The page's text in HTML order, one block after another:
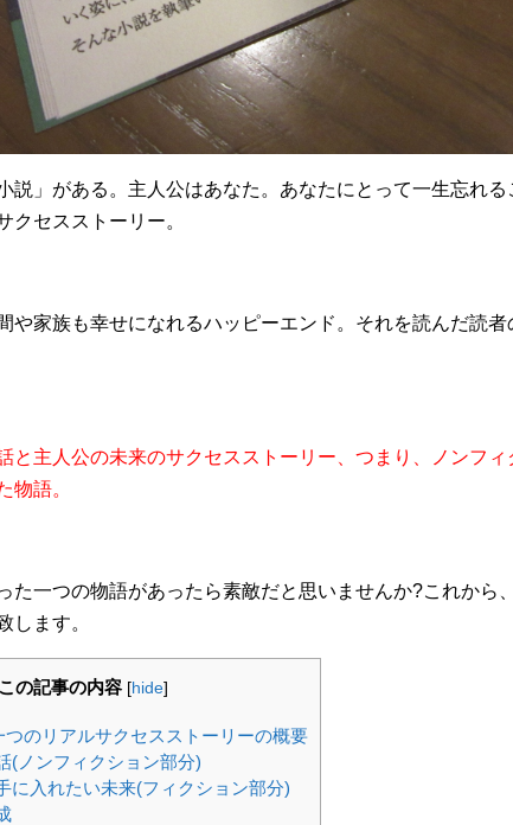
説」がある。主人公はあなた。あなたにとって一生忘れる
クセスストーリー。
や家族も幸せになれるハッピーエンド。それを読んだ読者
と主人公の未来のサクセスストーリー、つまり、ノンフィ
物語。
た一つの物語があったら素敵だと思いませんか?これから
します。
この記事の内容 [hide]
つのリアルサクセスストーリーの概要
(ノンフィクション部分)
に入れたい未来(フィクション部分)